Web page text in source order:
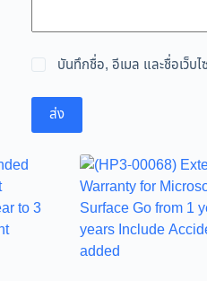
บันทึกชื่อ, อีเมล และชื่อเว็บ
ส่ง